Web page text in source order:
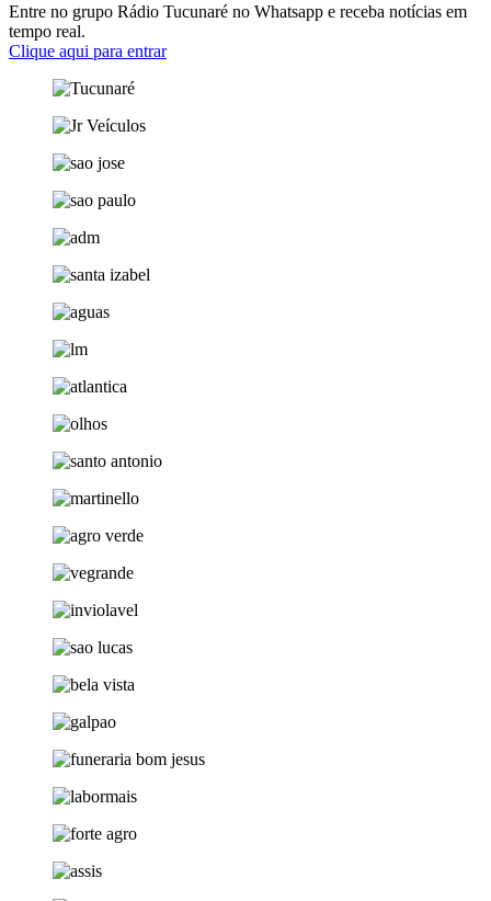
Entre no grupo Rádio Tucunaré no Whatsapp e receba notícias em
tempo real.
Clique aqui para entrar